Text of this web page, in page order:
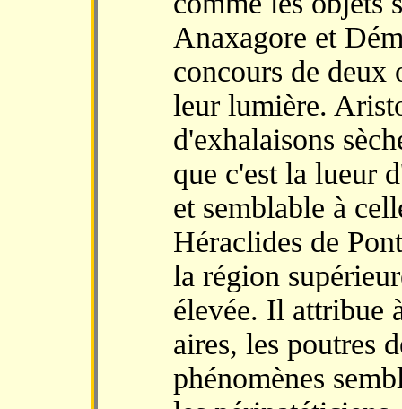
Anaxagore et
concours de deux
leur lumière.
d'exhalaisons
que c'est la lueur
et semblable à
Héraclides de
la région
élevée. Il attribue
aires, les poutres
phénomènes